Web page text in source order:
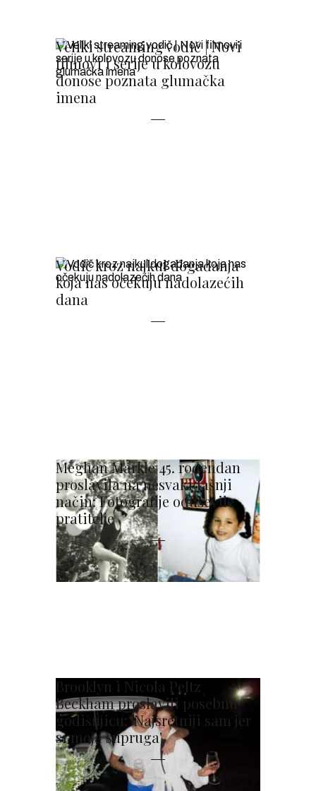
Veliki streaming vodič | Novi
filmovi i serije u kolovozu
donose poznata glumačka
imena
Vodič kroz najkul događanja
koja nas očekuju nadolazećih
dana
Meghan Markle 45. rođendan
proslavila na nesvakidašnji
način: Fotografije oduševile
pratitelje
Brooklyn i Nicola Peltz
Beckham proslavili posebnu
godišnjicu: 'Najsretniji sam jer
si moja supruga'